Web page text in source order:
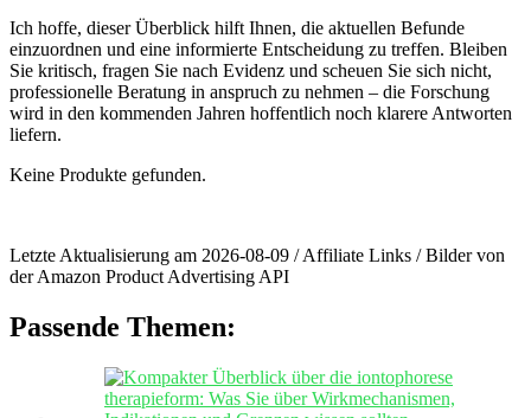
Ich hoffe, dieser Überblick hilft ‌Ihnen, ‍die aktuellen Befunde
einzuordnen und eine informierte Entscheidung zu treffen. ⁣Bleiben
Sie kritisch, fragen Sie nach ⁤Evidenz und scheuen Sie sich nicht,⁢
professionelle Beratung in anspruch zu nehmen – die Forschung
wird in den ‍kommenden Jahren hoffentlich noch klarere Antworten
liefern.
Keine Produkte gefunden.
Letzte Aktualisierung am 2026-08-09 / Affiliate Links / Bilder von
der Amazon Product Advertising API
Passende Themen: